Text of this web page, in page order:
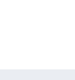
とSNSで呟いた
ってきた。